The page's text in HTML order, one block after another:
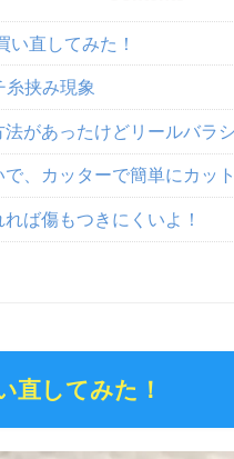
い直してみた！
糸挟み現象
があったけどリールバラ
、カッターで簡単にカッ
ば傷もつきにくいよ！
直してみた！